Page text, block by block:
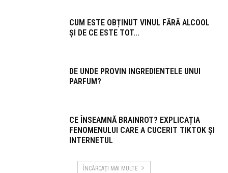
CUM ESTE OBȚINUT VINUL FĂRĂ ALCOOL
ȘI DE CE ESTE TOT...
DE UNDE PROVIN INGREDIENTELE UNUI
PARFUM?
CE ÎNSEAMNĂ BRAINROT? EXPLICAȚIA
FENOMENULUI CARE A CUCERIT TIKTOK ȘI
INTERNETUL
ÎNCĂRCAȚI MAI MULTE